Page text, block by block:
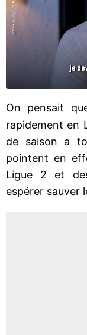
On pensait
rapidement en
de saison a
pointent en
Ligue 2 et
espérer sauver